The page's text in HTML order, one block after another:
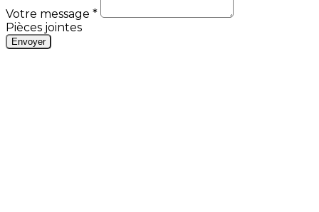
Votre message *
Pièces jointes
Envoyer